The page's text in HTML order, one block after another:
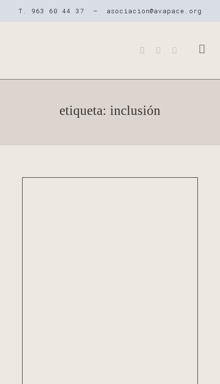
T. 963 60 44 37 – asociacion@avapace.org
etiqueta: inclusión